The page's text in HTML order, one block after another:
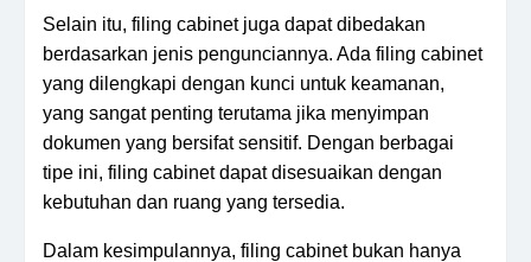
Selain itu, filing cabinet juga dapat dibedakan
berdasarkan jenis pengunciannya. Ada filing cabinet
yang dilengkapi dengan kunci untuk keamanan,
yang sangat penting terutama jika menyimpan
dokumen yang bersifat sensitif. Dengan berbagai
tipe ini, filing cabinet dapat disesuaikan dengan
kebutuhan dan ruang yang tersedia.
Dalam kesimpulannya, filing cabinet bukan hanya